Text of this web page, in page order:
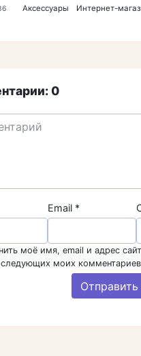
Аксессуары Интернет-
0
Email *
моё имя, email и адрес
моих